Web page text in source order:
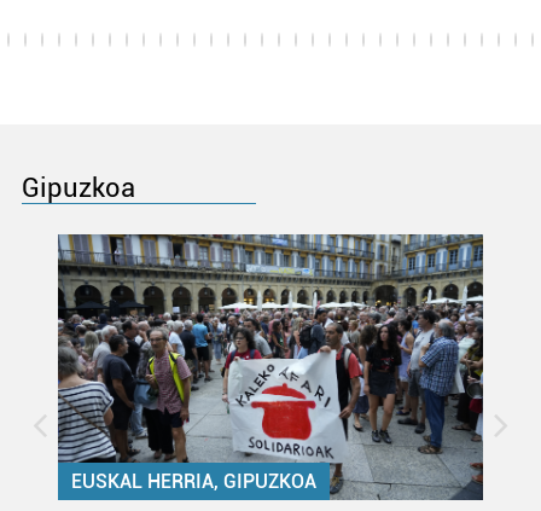
Gipuzkoa
EUSKAL HERRIA, GIPUZKOA